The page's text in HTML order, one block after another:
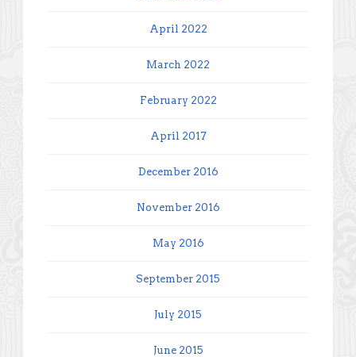
April 2022
March 2022
February 2022
April 2017
December 2016
November 2016
May 2016
September 2015
July 2015
June 2015